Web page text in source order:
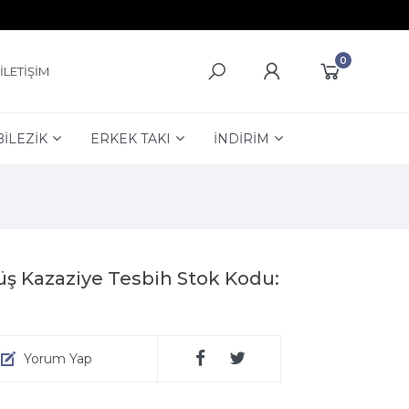
İLETİŞİM
0
ERKEK TAKI İNDİRİM
Kazaziye Tesbih Stok Kodu:
Yorum Yap